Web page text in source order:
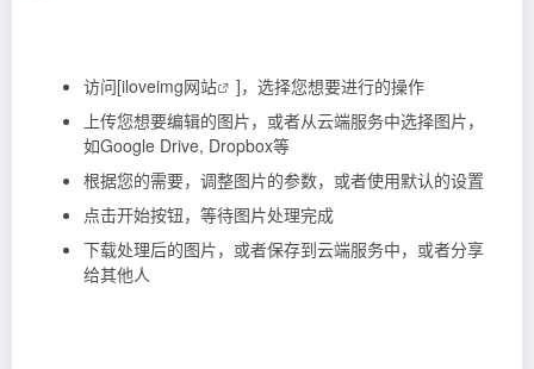
访问[iloveimg网站
]，选择您想要进行的操作
上传您想要编辑的图片，或者从云端服务中选择图片，
如Google Drive, Dropbox等
根据您的需要，调整图片的参数，或者使用默认的设置
点击开始按钮，等待图片处理完成
下载处理后的图片，或者保存到云端服务中，或者分享
给其他人